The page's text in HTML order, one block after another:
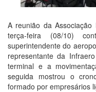
A reunião da Associação
terça-feira (08/10)
superintendente do
representante da
terminal e a
seguida mostrou o
formado por empresários